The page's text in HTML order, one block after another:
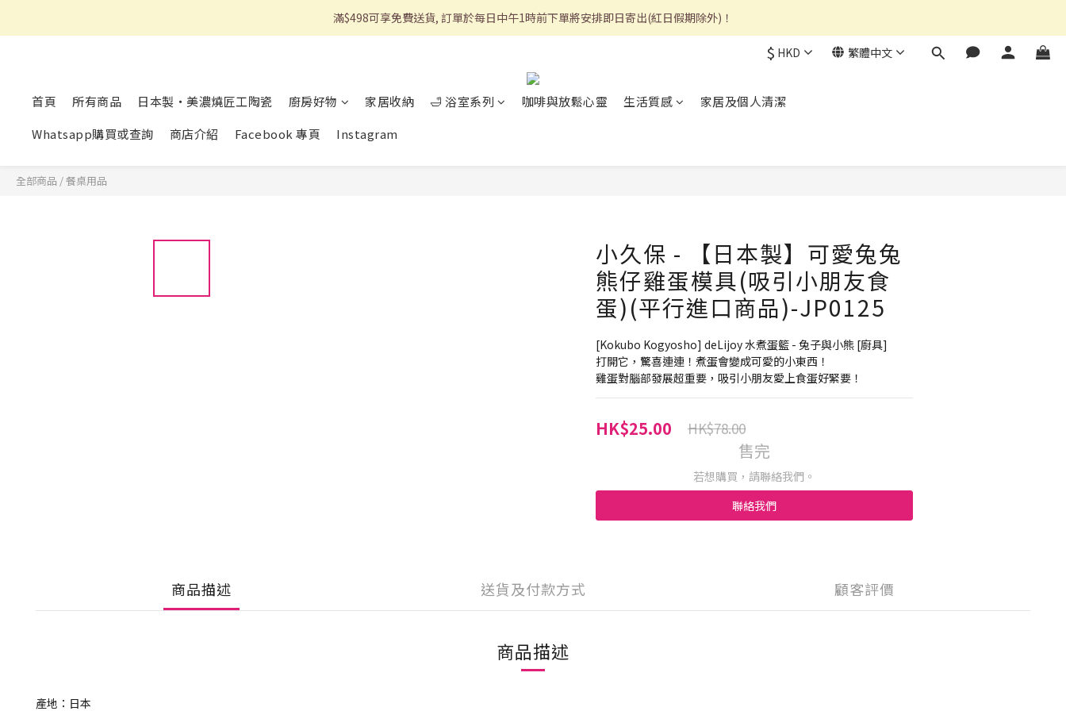
滿$498可享免費送貨, 訂單於每日中午1時前下單將安排即日寄出(紅日假期除外)！
$ HKD 繁體中文
首頁 所有商品 日本製・美濃燒匠工陶瓷 廚房好物 家居收納 🛁 浴室系列 咖啡與放鬆心靈 生活質感
家居及個人清潔
Whatsapp購買或查詢
商店介紹 Facebook 專頁 Instagram
全部商品 /餐桌用品
小久保 - 【日本製】可愛兔兔
熊仔雞蛋模具(吸引小朋友食
蛋)(平行進口商品)-JP0125
[Kokubo Kogyosho] deLijoy 水煮蛋籃 - 兔子與小熊 [廚具]
打開它，驚喜連連！煮蛋會變成可愛的小東西！
雞蛋對腦部發展超重要，吸引小朋友愛上食蛋好緊要！
HK$25.00 HK$78.00
售完
若想購買，請聯絡我們。
聯絡我們
商品描述 送貨及付款方式 顧客評價
商品描述
產地：日本